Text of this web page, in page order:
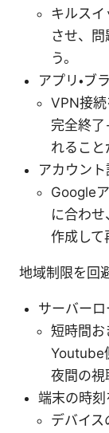
キルス
させ、
う。
アプリ・ブ
VPN接
完全終
れること
アカウン
Google
に合わ
作成して
地域制限を回
サーバー
短時間お
Youtube
夜間の視
端末の時刻
デバイス